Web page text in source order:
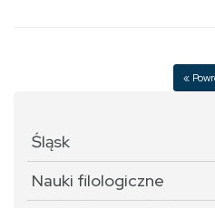
«
Śląsk
Nauki filologiczne